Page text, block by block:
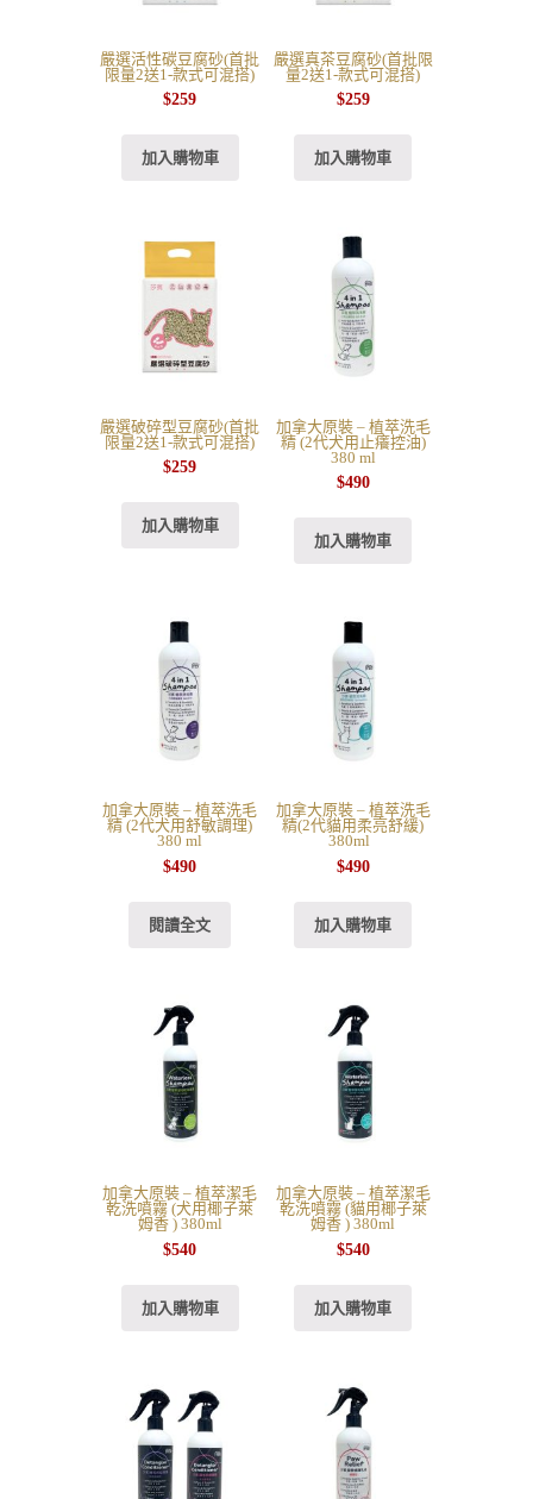
嚴選活性碳豆腐砂(首批
限量2送1-款式可混搭)
$259
加入購物車
嚴選真茶豆腐砂(首批限
量2送1-款式可混搭)
$259
加入購物車
嚴選破碎型豆腐砂(首批
限量2送1-款式可混搭)
$259
加入購物車
加拿大原裝 – 植萃洗毛
精 (2代犬用止癢控油)
380 ml
$490
加入購物車
加拿大原裝 – 植萃洗毛
精 (2代犬用舒敏調理)
380 ml
$490
閱讀全文
加拿大原裝 – 植萃洗毛
精(2代貓用柔亮舒緩)
380ml
$490
加入購物車
加拿大原裝 – 植萃潔毛
乾洗噴霧 (犬用椰子萊
姆香 ) 380ml
$540
加入購物車
加拿大原裝 – 植萃潔毛
乾洗噴霧 (貓用椰子萊
姆香 ) 380ml
$540
加入購物車